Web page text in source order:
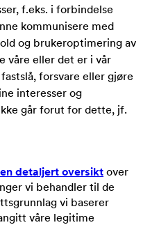
f.eks. i forbindelse
kommunisere med
og brukeroptimering av
våre eller det er i vår
forsvare eller gjøre
interesser og
går forut for dette, jf.
detaljert oversikt over
vi behandler til de
vi baserer
våre legitime